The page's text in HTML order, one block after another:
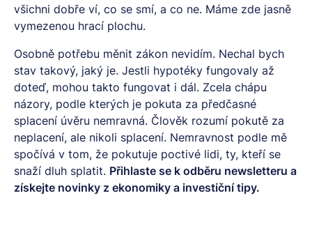
všichni dobře ví, co se smí, a co ne. Máme zde jasně
vymezenou hrací plochu.
Osobně potřebu měnit zákon nevidím. Nechal bych
stav takový, jaký je. Jestli hypotéky fungovaly až
doteď, mohou takto fungovat i dál. Zcela chápu
názory, podle kterých je pokuta za předčasné
splacení úvěru nemravná. Člověk rozumí pokutě za
neplacení, ale nikoli splacení. Nemravnost podle mě
spočívá v tom, že pokutuje poctivé lidi, ty, kteří se
snaží dluh splatit. Přihlaste se k odběru newsletteru a
získejte novinky z ekonomiky a investiční tipy.